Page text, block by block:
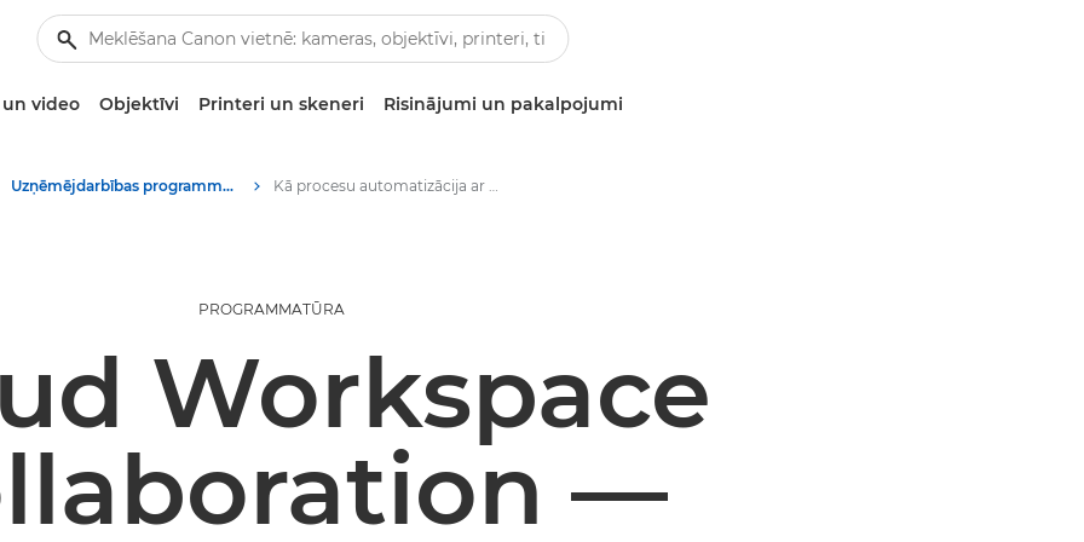
video Objektīvi Printeri un skeneri Risinājumi un pakalpojumi
Uzņēmējdarbības programmatūra Kā procesu automatizācija ar mākoņpakalpojumu var palīdzēt jūsu uzņēmumam?
PROGRAMMATŪRA
Workspace
—